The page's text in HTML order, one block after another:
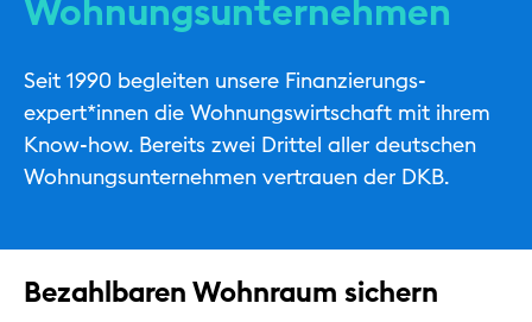
Kommunen
Energie & Versorgung
Tourismus
Wohnungsunternehmen
Seit 1990 begleiten unsere Finanzierungs­
expert*innen die Wohnungswirtschaft mit ihrem
Know-how. Bereits zwei Drittel aller deutschen
Wohnungsunternehmen vertrauen der DKB.
Bezahlbaren Wohnraum sichern